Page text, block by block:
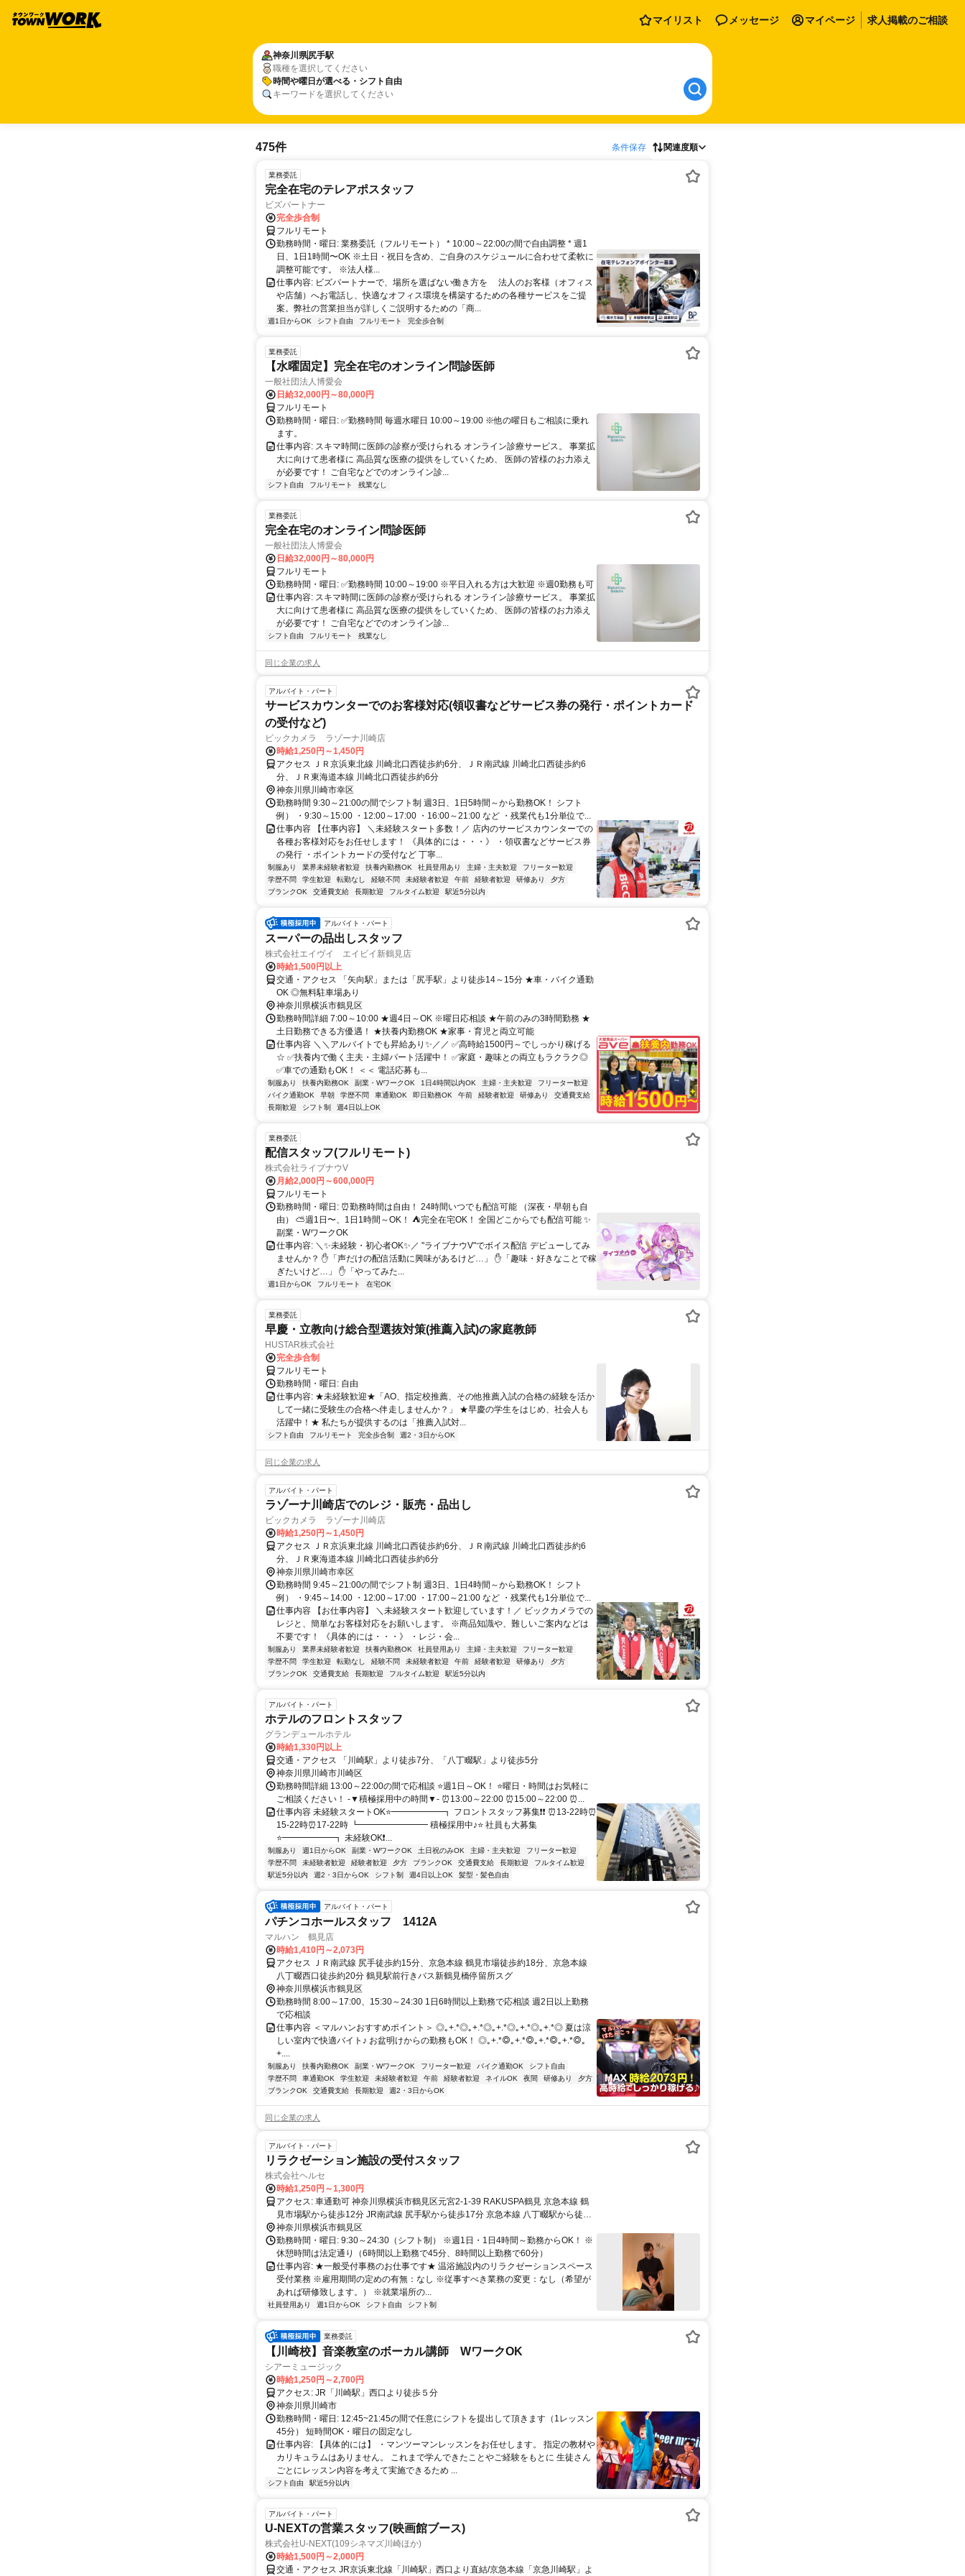
マイリスト メッセージ マイページ 求人掲載のご相談
神奈川県尻手駅
職種を選択してください
時間や曜日が選べる・シフト自由
キーワードを選択してください
475件 条件保存 関連度順
業務委託
完全在宅のテレアポスタッフ
ビズパートナー
完全歩合制
フルリモート
勤務時間・曜日: 業務委託（フルリモート） * 10:00～22:00の間で自由調整 * 週1
日、1日1時間〜OK ※土日・祝日を含め、ご自身のスケジュールに合わせて柔軟に
調整可能です。 ※法人様...
仕事内容: ビズパートナーで、場所を選ばない働き方を 法人のお客様（オフィス
や店舗）へお電話し、快適なオフィス環境を構築するための各種サービスをご提
案。弊社の営業担当が詳しくご説明するための「商...
週1日からOK シフト自由 フルリモート 完全歩合制
業務委託
【水曜固定】完全在宅のオンライン問診医師
一般社団法人博愛会
日給32,000円～80,000円
フルリモート
勤務時間・曜日: ✅勤務時間 毎週水曜日 10:00～19:00 ※他の曜日もご相談に乗れ
ます。
仕事内容: スキマ時間に医師の診察が受けられる オンライン診療サービス。 事業拡
大に向けて患者様に 高品質な医療の提供をしていくため、 医師の皆様のお力添え
が必要です！ ご自宅などでのオンライン診...
シフト自由 フルリモート 残業なし
業務委託
完全在宅のオンライン問診医師
一般社団法人博愛会
日給32,000円～80,000円
フルリモート
勤務時間・曜日: ✅勤務時間 10:00～19:00 ※平日入れる方は大歓迎 ※週0勤務も可
仕事内容: スキマ時間に医師の診察が受けられる オンライン診療サービス。 事業拡
大に向けて患者様に 高品質な医療の提供をしていくため、 医師の皆様のお力添え
が必要です！ ご自宅などでのオンライン診...
シフト自由 フルリモート 残業なし
同じ企業の求人
アルバイト・パート
サービスカウンターでのお客様対応(領収書などサービス券の発行・ポイントカード
の受付など)
ビックカメラ ラゾーナ川崎店
時給1,250円～1,450円
アクセス ＪＲ京浜東北線 川崎北口西徒歩約6分、ＪＲ南武線 川崎北口西徒歩約6
分、ＪＲ東海道本線 川崎北口西徒歩約6分
神奈川県川崎市幸区
勤務時間 9:30～21:00の間でシフト制 週3日、1日5時間～から勤務OK！ シフト
例） ・9:30～15:00 ・12:00～17:00 ・16:00～21:00 など ・残業代も1分単位で...
仕事内容 【仕事内容】 ＼未経験スタート多数！／ 店内のサービスカウンターでの
各種お客様対応をお任せします！ 《具体的には・・・》 ・領収書などサービス券
の発行 ・ポイントカードの受付など 丁寧...
制服あり 業界未経験者歓迎 扶養内勤務OK 社員登用あり 主婦・主夫歓迎
フリーター歓迎
学歴不問
学生歓迎 転勤なし 経験不問 未経験者歓迎 午前 経験者歓迎 研修あり
夕方
ブランクOK
交通費支給 長期歓迎 フルタイム歓迎 駅近5分以内
アルバイト・パート
スーパーの品出しスタッフ
株式会社エイヴイ エイビイ新鶴見店
時給1,500円以上
交通・アクセス 「矢向駅」または「尻手駅」より徒歩14～15分 ★車・バイク通勤
OK ◎無料駐車場あり
神奈川県横浜市鶴見区
勤務時間詳細 7:00～10:00 ★週4日～OK ※曜日応相談 ★午前のみの3時間勤務 ★
土日勤務できる方優遇！ ★扶養内勤務OK ★家事・育児と両立可能
仕事内容 ＼＼アルバイトでも昇給あり✨／／ ✅高時給1500円～でしっかり稼げる
☆ ✅扶養内で働く主夫・主婦パート活躍中！ ✅家庭・趣味との両立もラクラク◎
✅車での通勤もOK！ ＜＜ 電話応募も...
制服あり 扶養内勤務OK 副業・WワークOK 1日4時間以内OK 主婦・主夫歓迎
フリーター歓迎
バイク通勤OK
早朝 学歴不問 車通勤OK 即日勤務OK 午前 経験者歓迎 研修あり
交通費支給
長期歓迎
シフト制 週4日以上OK
業務委託
配信スタッフ(フルリモート)
株式会社ライブナウV
月給2,000円～600,000円
フルリモート
勤務時間・曜日: ⏰勤務時間は自由！ 24時間いつでも配信可能 （深夜・早朝も自
由） ⛅週1日〜、1日1時間～OK！ ⛺完全在宅OK！ 全国どこからでも配信可能 ✨
副業・WワークOK
仕事内容: ＼✨未経験・初心者OK✨／ "ライブナウV"でボイス配信 デビューしてみ
ませんか？ ✋「声だけの配信活動に興味があるけど…」 ✋「趣味・好きなことで稼
ぎたいけど…」 ✋「やってみた...
週1日からOK フルリモート 在宅OK
業務委託
早慶・立教向け総合型選抜対策(推薦入試)の家庭教師
HUSTAR株式会社
完全歩合制
フルリモート
勤務時間・曜日: 自由
仕事内容: ★未経験歓迎★「AO、指定校推薦、その他推薦入試の合格の経験を活か
して一緒に受験生の合格へ伴走しませんか？」 ★早慶の学生をはじめ、社会人も
活躍中！★ 私たちが提供するのは「推薦入試対...
シフト自由 フルリモート 完全歩合制 週2・3日からOK
同じ企業の求人
アルバイト・パート
ラゾーナ川崎店でのレジ・販売・品出し
ビックカメラ ラゾーナ川崎店
時給1,250円～1,450円
アクセス ＪＲ京浜東北線 川崎北口西徒歩約6分、ＪＲ南武線 川崎北口西徒歩約6
分、ＪＲ東海道本線 川崎北口西徒歩約6分
神奈川県川崎市幸区
勤務時間 9:45～21:00の間でシフト制 週3日、1日4時間～から勤務OK！ シフト
例） ・9:45～14:00 ・12:00～17:00 ・17:00～21:00 など ・残業代も1分単位で...
仕事内容 【お仕事内容】 ＼未経験スタート歓迎しています！／ ビックカメラでの
レジと、簡単なお客様対応をお願いします。 ※商品知識や、難しいご案内などは
不要です！ 《具体的には・・・》 ・レジ・会...
制服あり 業界未経験者歓迎 扶養内勤務OK 社員登用あり 主婦・主夫歓迎
フリーター歓迎
学歴不問
学生歓迎 転勤なし 経験不問 未経験者歓迎 午前 経験者歓迎 研修あり
夕方
ブランクOK
交通費支給 長期歓迎 フルタイム歓迎 駅近5分以内
アルバイト・パート
ホテルのフロントスタッフ
グランデュールホテル
時給1,330円以上
交通・アクセス 「川崎駅」より徒歩7分、「八丁畷駅」より徒歩5分
神奈川県川崎市川崎区
勤務時間詳細 13:00～22:00の間で応相談 ⭐週1日～OK！ ⭐曜日・時間はお気軽に
ご相談ください！ -▼積極採用中の時間▼- ⏰13:00～22:00 ⏰15:00～22:00 ⏰...
仕事内容 未経験スタートOK⭐━━━━━━┓ フロントスタッフ募集❗❗ ⏰13-22時⏰
15-22時⏰17-22時 ┗━━━━━━━━ 積極採用中♪⭐ 社員も大募集
⭐━━━━━━┓ 未経験OK❗...
制服あり 週1日からOK 副業・WワークOK 土日祝のみOK 主婦・主夫歓迎
フリーター歓迎
学歴不問
未経験者歓迎 経験者歓迎 夕方 ブランクOK 交通費支給 長期歓迎
フルタイム歓迎
駅近5分以内
週2・3日からOK シフト制 週4日以上OK 髪型・髪色自由
アルバイト・パート
パチンコホールスタッフ 1412A
マルハン 鶴見店
時給1,410円～2,073円
アクセス ＪＲ南武線 尻手徒歩約15分、京急本線 鶴見市場徒歩約18分、京急本線
八丁畷西口徒歩約20分 鶴見駅前行きバス新鶴見橋停留所スグ
神奈川県横浜市鶴見区
勤務時間 8:00～17:00、15:30～24:30 1日6時間以上勤務で応相談 週2日以上勤務
で応相談
仕事内容 ＜マルハンおすすめポイント＞ ◎｡+.*◎｡+.*◎｡+.*◎｡+.*◎｡+.*◎ 夏は涼
しい室内で快適バイト♪ お盆明けからの勤務もOK！ ◎｡+.*◎｡+.*◎｡+.*◎｡+.*◎｡
+....
制服あり 扶養内勤務OK 副業・WワークOK フリーター歓迎 バイク通勤OK
シフト自由
学歴不問
車通勤OK 学生歓迎 未経験者歓迎 午前 経験者歓迎 ネイルOK 夜間 研修あり
夕方
ブランクOK
交通費支給 長期歓迎 週2・3日からOK
同じ企業の求人
アルバイト・パート
リラクゼーション施設の受付スタッフ
株式会社ヘルセ
時給1,250円～1,300円
アクセス: 車通勤可 神奈川県横浜市鶴見区元宮2-1-39 RAKUSPA鶴見 京急本線 鶴
見市場駅から徒歩12分 JR南武線 尻手駅から徒歩17分 京急本線 八丁畷駅から徒歩
23分
神奈川県横浜市鶴見区
勤務時間・曜日: 9:30～24:30（シフト制） ※週1日・1日4時間～勤務からOK！ ※
休憩時間は法定通り（6時間以上勤務で45分、8時間以上勤務で60分）
仕事内容: ★一般受付事務のお仕事です★ 温浴施設内のリラクゼーションスペース
受付業務 ※雇用期間の定めの有無：なし ※従事すべき業務の変更：なし（希望が
あれば研修致します。） ※就業場所の...
社員登用あり 週1日からOK シフト自由 シフト制
業務委託
【川崎校】音楽教室のボーカル講師 WワークOK
シアーミュージック
時給1,250円～2,700円
アクセス: JR「川崎駅」西口より徒歩５分
神奈川県川崎市
勤務時間・曜日: 12:45~21:45の間で任意にシフトを提出して頂きます（1レッスン
45分） 短時間OK・曜日の固定なし
仕事内容: 【具体的には】 ・マンツーマンレッスンをお任せします。 指定の教材や
カリキュラムはありません。 これまで学んできたことやご経験をもとに 生徒さん
ごとにレッスン内容を考えて実施できるため ...
シフト自由 駅近5分以内
アルバイト・パート
U-NEXTの営業スタッフ(映画館ブース)
株式会社U-NEXT(109シネマズ川崎ほか)
時給1,500円～2,000円
交通・アクセス JR京浜東北線「川崎駅」西口より直結/京急本線「京急川崎駅」よ